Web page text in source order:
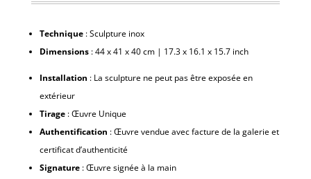
Technique: Sculpture inox
Dimensions: 44 x 41 x 40 cm | 17.3 x 16.1 x 15.7 inch
Installation : La sculpture ne peut pas être exposée en
extérieur
Tirage: Œuvre Unique
Authentification : Œuvre vendue avec facture de la galerie et
certificat d’authenticité
Signature: Œuvre signée à la main